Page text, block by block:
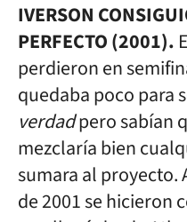
IVERSON
PERFECTO (2001).
perdieron en
quedaba poco para
verdadpero sabían
mezclaría bien
sumara al proyecto.
de 2001 se hicieron